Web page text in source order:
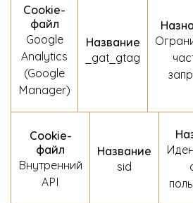
Сookie-
файл
Google
Analytics
(Google
Manager)
Название
_gat_gtag
Сookie-
файл
Внутренний
API
Название
sid